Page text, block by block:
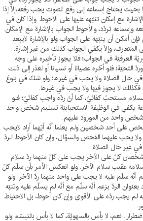
بحيث يحتاج إسماعه إلى رفع الصوت يجب رفعه،إلّا إذا
مع إمكان تنبّهه عليها على الأحوط. وإذا كان في
وإسماعه تردّد، والأحوط الجواب بالإشارة مع الإمكان.
أمكن أن ينبّهه على الجواب ولو بالإشارة لايبعد
وإلّا يكفي الجواب كذلك من غير إشارة.
العرفيّة في الجواب؛ فلا يجوز تأخيره على وجه
التحيّة؛ فلو أخّره عصيانا أو نسيانا أو لعذر إلى ذلك
حال الصلاة ولا يجب في غيرها؛ ولو شكّ في بلوغ
فكذلك لا يجوز فيها ولا يجب في غيرها.
مستحبّ كفائيّ، كما أنّ ردّه واجب كفائيّ؛ فلو
يكفي في الوظيفة الاستحبابيّة تسليم شخص واحد
واحد من المورود عليهم.
على أحد شخصين ولم يعلما أنّه أيّهما أراد لايجب
ولا يجب عليهما الفحص والسؤال، وإن كان الأحوط الردّ
غير حال الصلاة.
كلّ على الآخر يجب على كلّ منهما ردّ سلام
عقيب سلام الآخر. ولو انعكس الأمر بأن سلّم كلّ
أنّه سلّم عليه لا يجب على واحد منهما ردّ الآخر. ولو
الردّ بزعم أنّه سلّم مع أنّه لم يسلّم عليه وتنبّه
لم يجب ردّه على الأقوى وإن كان أحوط، بل الاحتياط
نعم، لا بأس بالسهويّة، كما لا بأس بالتبسّم ولو